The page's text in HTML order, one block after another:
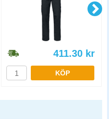
411.30 kr
KÖP